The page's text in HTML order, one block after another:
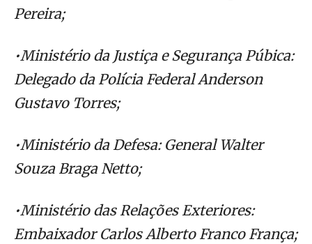
Pereira;
•Ministério da Justiça e Segurança Púbica:
Delegado da Polícia Federal Anderson
Gustavo Torres;
•Ministério da Defesa: General Walter
Souza Braga Netto;
•Ministério das Relações Exteriores:
Embaixador Carlos Alberto Franco França;